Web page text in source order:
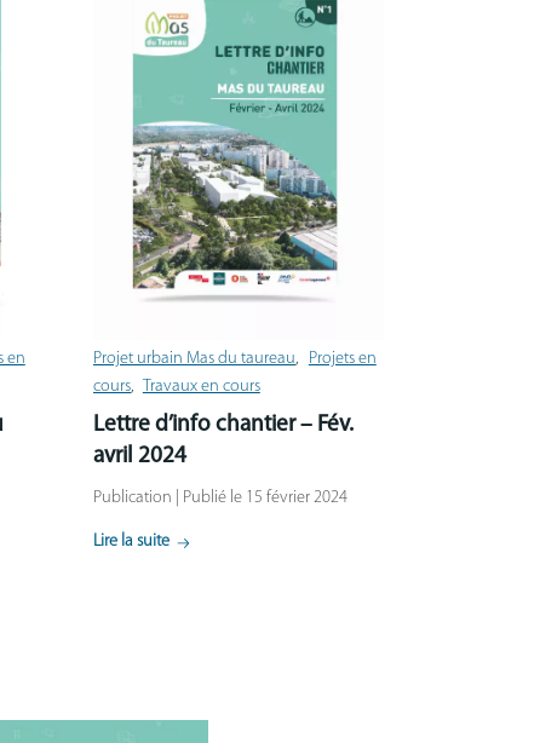
en
Projet urbain Mas du taureau
Projets en
cours
Travaux en cours
Lettre d’info chantier – Fév.
avril 2024
Publication | Publié le 15 février 2024
Lire la suite